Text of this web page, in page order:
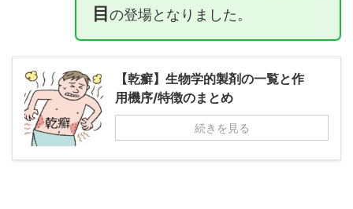
目の登場となりました。
【乾癬】生物学的製剤の一覧と作
用機序/特徴のまとめ
続きを見る